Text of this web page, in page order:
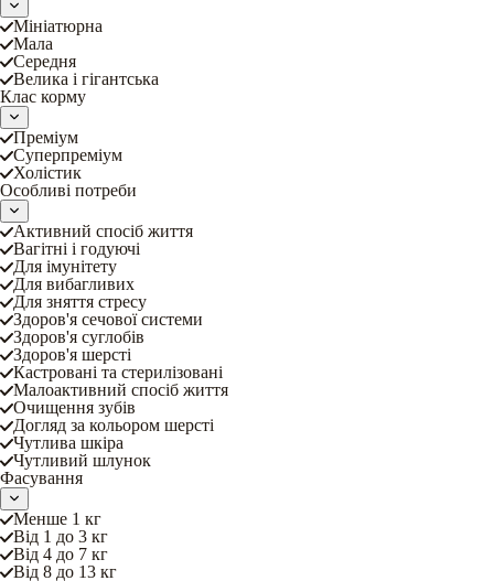
Мініатюрна
Мала
Середня
Велика і гігантська
Клас корму
Преміум
Суперпреміум
Холістик
Особливі потреби
Активний спосіб життя
Вагітні і годуючі
Для імунітету
Для вибагливих
Для зняття стресу
Здоров'я сечової системи
Здоров'я суглобів
Здоров'я шерсті
Кастровані та стерилізовані
Малоактивний спосіб життя
Очищення зубів
Догляд за кольором шерсті
Чутлива шкіра
Чутливий шлунок
Фасування
Менше 1 кг
Від 1 до 3 кг
Від 4 до 7 кг
Від 8 до 13 кг